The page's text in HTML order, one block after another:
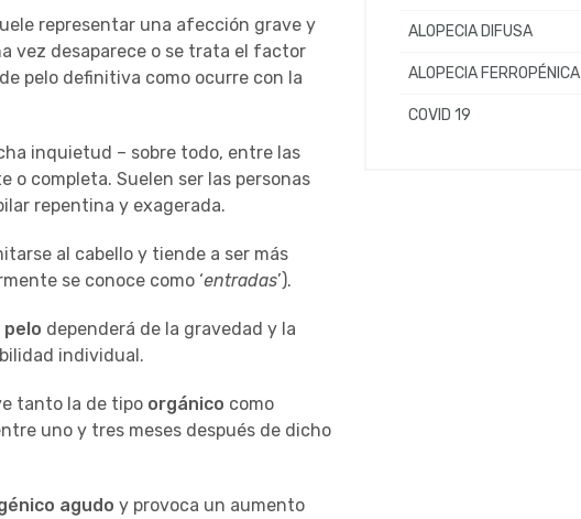
representar una afección grave y
vez desaparece o se trata el factor
pelo definitiva como ocurre con la
inquietud – sobre todo, entre las
o completa. Suelen ser las personas
repentina y exagerada.
al cabello y tiende a ser más
se conoce como ‘entradas’).
pelo dependerá de la gravedad y la
individual.
tanto la de tipo orgánico como
uno y tres meses después de dicho
agudo y provoca un aumento
ALOPECIA DIFUSA
ALOPECIA FERROPÉNICA
COVID 19